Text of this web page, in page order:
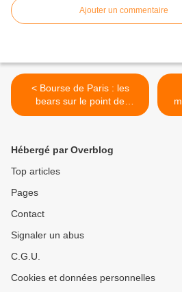
Ajouter un commentaire
< Bourse de Paris : les
bears sur le point de
prendre le pouvoir ?
Hébergé par Overblog
Top articles
Pages
Contact
Signaler un abus
C.G.U.
Cookies et données personnelles